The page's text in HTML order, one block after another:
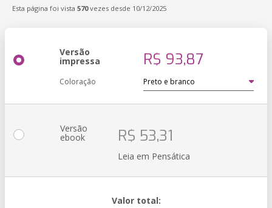
Esta página foi vista 570vezes desde 10/12/2025
Versão
impressa R$ 93,87
Coloração
Versão
ebook R$ 53,31
Leia em Pensática
Valor total: